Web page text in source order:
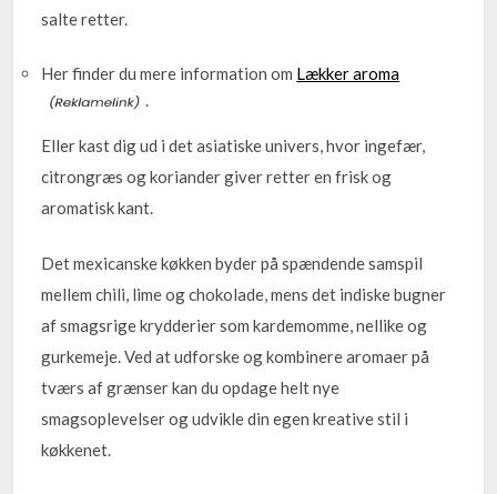
salte retter.
Her finder du mere information om Lækker aroma
Eller kast dig ud i det asiatiske univers, hvor ingefær,
citrongræs og koriander giver retter en frisk og
aromatisk kant.
Det mexicanske køkken byder på spændende samspil
mellem chili, lime og chokolade, mens det indiske bugner
af smagsrige krydderier som kardemomme, nellike og
gurkemeje. Ved at udforske og kombinere aromaer på
tværs af grænser kan du opdage helt nye
smagsoplevelser og udvikle din egen kreative stil i
køkkenet.